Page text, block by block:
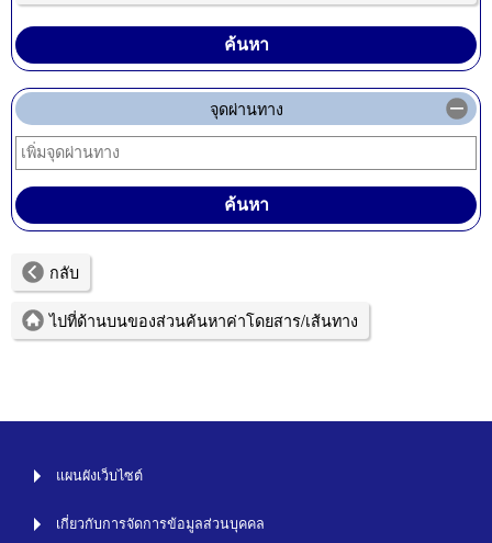
จุดผ่านทาง
กลับ
ไปที่ด้านบนของส่วนค้นหาค่าโดยสาร/เส้นทาง
แผนผังเว็บไซต์
เกี่ยวกับการจัดการข้อมูลส่วนบุคคล